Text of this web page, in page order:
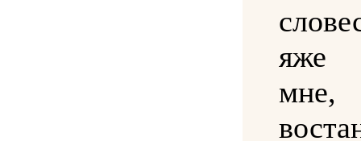
яже
мне,